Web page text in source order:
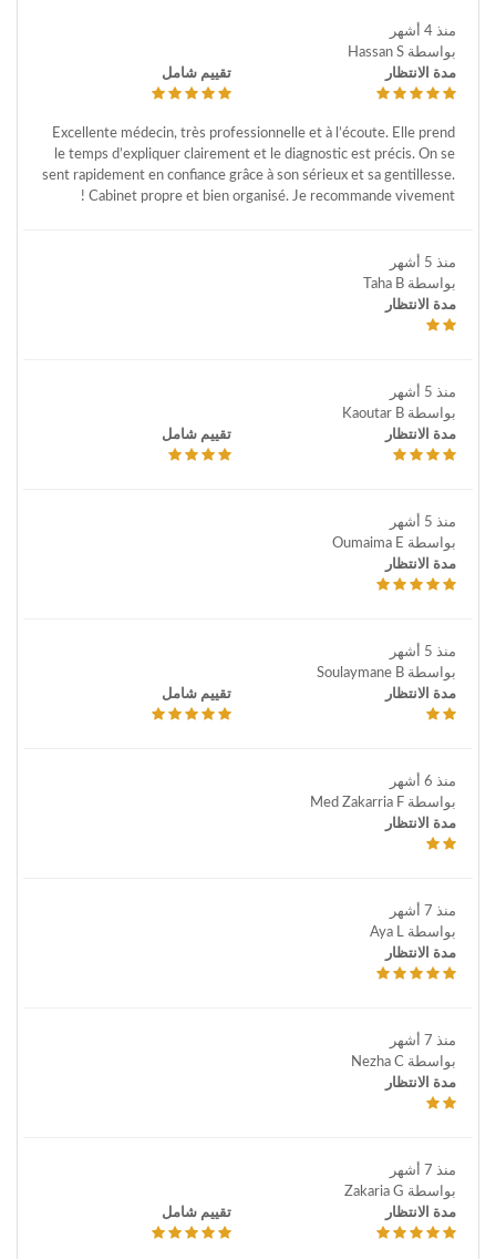
منذ 4 أشهر
بواسطة Hassan S
مدة الانتظار
تقييم شامل
Excellente médecin, très professionnelle et à l’écoute. Elle prend
le temps d’expliquer clairement et le diagnostic est précis. On se
sent rapidement en confiance grâce à son sérieux et sa gentillesse.
Cabinet propre et bien organisé. Je recommande vivement !
منذ 5 أشهر
بواسطة Taha B
مدة الانتظار
منذ 5 أشهر
بواسطة Kaoutar B
مدة الانتظار
تقييم شامل
منذ 5 أشهر
بواسطة Oumaima E
مدة الانتظار
منذ 5 أشهر
بواسطة Soulaymane B
مدة الانتظار
تقييم شامل
منذ 6 أشهر
بواسطة Med Zakarria F
مدة الانتظار
منذ 7 أشهر
بواسطة Aya L
مدة الانتظار
منذ 7 أشهر
بواسطة Nezha C
مدة الانتظار
منذ 7 أشهر
بواسطة Zakaria G
مدة الانتظار
تقييم شامل